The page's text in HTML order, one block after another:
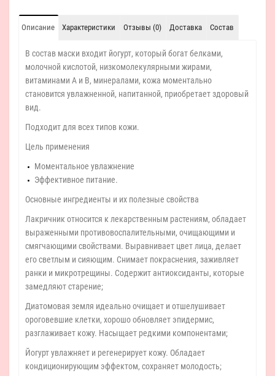
Описание Характеристики Отзывы (0) Доставка Состав
В состав маски входит йогурт, который богат белками,
молочной кислотой, низкомолекулярными жирами,
витаминами А и В, минералами, кожа моментально
становится увлажненной, напитанной, приобретает здоровый
вид.
Подходит для всех типов кожи.
Цель применения
Моментальное увлажнение
Эффективное питание.
Основные ингредиенты и их полезные свойства
Лакричник относится к лекарственным растениям, обладает
выраженными противовоспалительными, очищающими и
смягчающими свойствами. Выравнивает цвет лица, делает
его светлым и сияющим. Снимает покраснения, заживляет
ранки и микротрещины. Содержит антиоксиданты, которые
замедляют старение;
Диатомовая земля идеально очищает и отшелушивает
ороговевшие клетки, хорошо обновляет эпидермис,
разглаживает кожу. Насыщает редкими компонентами;
Йогурт увлажняет и регенерирует кожу. Обладает
кондиционирующим эффектом, сохраняет молодость;